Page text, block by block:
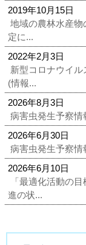
2019年10月15日
地域の農林水産
定に...
2022年2月3日
新型コロナウイ
(情報...
2026年8月3日
病害虫発生予察情
2026年6月30日
病害虫発生予察情
2026年6月10日
「最適化活動の
進の状...